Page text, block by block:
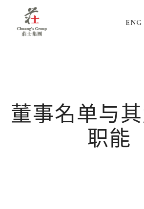
ENG
董事名单与
职能